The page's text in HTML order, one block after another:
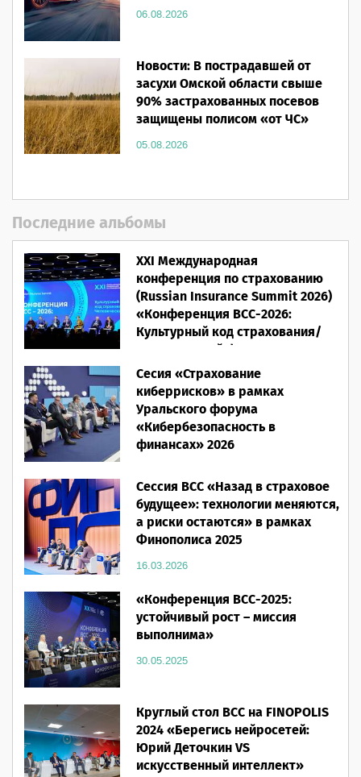
06.08.2026
Новости: В пострадавшей от
засухи Омской области свыше
90% застрахованных посевов
защищены полисом «от ЧС»
05.08.2026
Последние альбомы
XXI Международная
конференция по страхованию
(Russian Insurance Summit 2026)
«Конференция ВСС-2026:
Культурный код страхования/
Человеческий фактор»
28.05.2026
Сесия «Страхование
киберрисков» в рамках
Уральского форума
«Кибербезопасность в
финансах» 2026
Сессия ВСС «Назад в страховое
будущее»: технологии меняются,
а риски остаются» в рамках
Финополиса 2025
16.03.2026
«Конференция ВСС-2025:
устойчивый рост – миссия
выполнима»
30.05.2025
Круглый стол ВСС на FINOPOLIS
2024 «Берегись нейросетей:
Юрий Деточкин VS
искусственный интеллект»